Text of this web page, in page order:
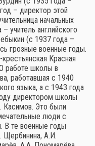
– директор этой
начальных
учитель английского
(с 1937 года –
грозные военные годы.
Красная
работе школы в
работавшая с 1940
языка, а с 1943 года
директором школы
Касимов. Это были
люди с
В те военные годы
Щербинина, А.И.